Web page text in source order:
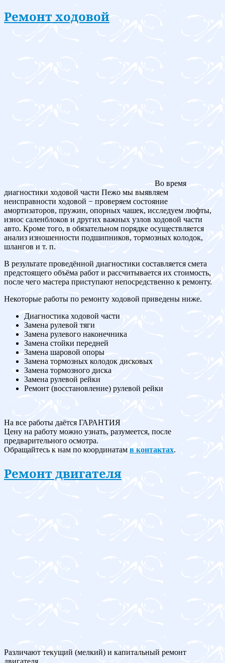
Ремонт ходовой
Во время
диагностики ходовой части Пежо мы выявляем
неисправности ходовой − проверяем состояние
амортизаторов, пружин, опорных чашек, исследуем люфты,
износ саленблоков и других важных узлов ходовой части
авто. Кроме того, в обязательном порядке осуществляется
анализ изношенности подшипников, тормозных колодок,
шлангов и т. п.
В результате проведённой диагностики составляется смета
предстоящего объёма работ и рассчитывается их стоимость,
после чего мастера приступают непосредственно к ремонту.
Некоторые работы по ремонту ходовой приведены ниже.
Диагностика ходовой части
Замена рулевой тяги
Замена рулевого наконечника
Замена стойки передней
Замена шаровой опоры
Замена тормозных колодок дисковых
Замена тормозного диска
Замена рулевой рейки
Ремонт (восстановление) рулевой рейки
На все работы даётся ГАРАНТИЯ
Цену на работу можно узнать, разумеется, после
предварительного осмотра.
Обращайтесь к нам по координатам в контактах.
Ремонт двигателя
Различают текущий (мелкий) и капитальный ремонт